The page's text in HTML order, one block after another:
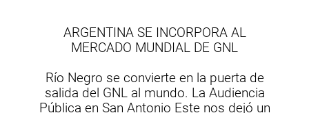
ARGENTINA SE INCORPORA AL
MERCADO MUNDIAL DE GNL
Río Negro se convierte en la puerta de
salida del GNL al mundo. La Audiencia
Pública en San Antonio Este nos dejó un